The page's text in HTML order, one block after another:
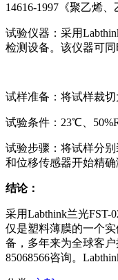
14616-1997《聚乙烯
试验仪器：采用
检测设备。该仪器可
试样准备：将试样裁切
试验条件：23℃、
试验步骤：将试样分
和位移传感器开始精
结论：
采用Labthink兰光
仅是塑料薄膜的一个
备，多年来为全球客
85068566咨询。